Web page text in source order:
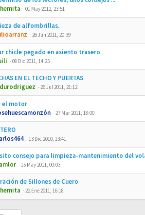
-01 May 2012, 23:51
de alfombrillas.
-26 Jun 2011, 20:39
chicle pegado en asiento trasero
-08 Dic 2011, 14:25
EN EL TECHO Y PUERTAS
-26 Jul 2011, 21:12
el motor
-27 Mar 2011, 18:00
-13 Dic 2010, 13:41
consejo para limpieza-mantenimiento del
-15 May 2011, 00:03
de Sillones de Cuero
-22 Ene 2011, 16:18